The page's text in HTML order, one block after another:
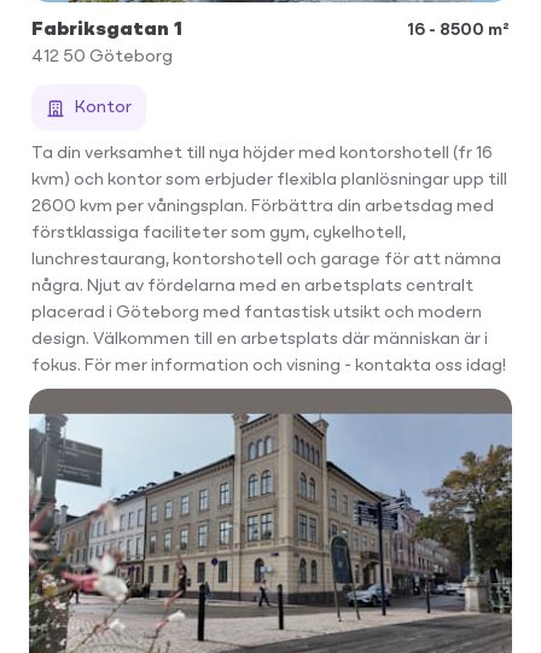
Fabriksgatan 1
16 - 8500 m²
412 50 Göteborg
Kontor
Ta din verksamhet till nya höjder med kontorshotell (fr 16
kvm) och kontor som erbjuder flexibla planlösningar upp till
2600 kvm per våningsplan. Förbättra din arbetsdag med
förstklassiga faciliteter som gym, cykelhotell,
lunchrestaurang, kontorshotell och garage för att nämna
några. Njut av fördelarna med en arbetsplats centralt
placerad i Göteborg med fantastisk utsikt och modern
design. Välkommen till en arbetsplats där människan är i
fokus. För mer information och visning - kontakta oss idag!